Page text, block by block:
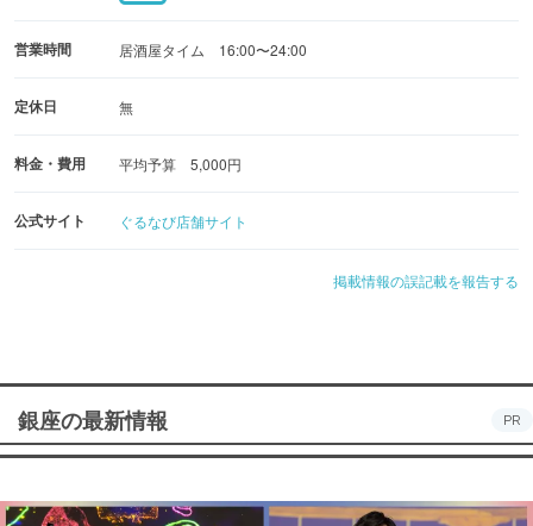
営業時間 居酒屋タイム 16:00〜24:00
定休日 無
料金・費用 平均予算 5,000円
公式サイト ぐるなび店舗サイト
掲載情報の誤記載を報告する
銀座の最新情報 PR